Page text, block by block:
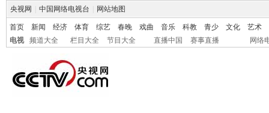
央视网 中国网络电视台 网站地图
首页 新闻 经济 体育 综艺 春晚 戏曲 音乐 科教 青少 文化
艺术
电视
频道大全 栏目大全 节目大全 直播中国 赛事直播 网络